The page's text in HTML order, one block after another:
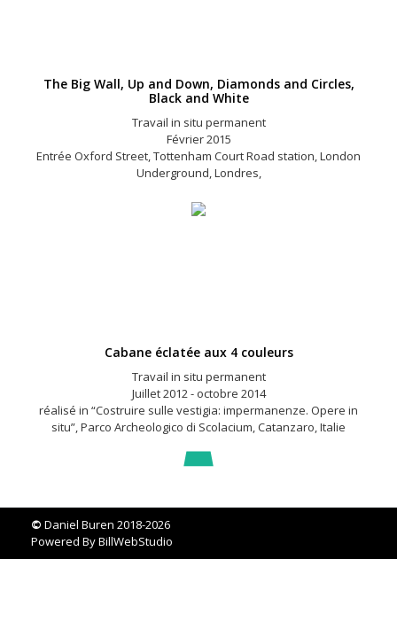
The Big Wall, Up and Down, Diamonds and Circles,
Black and White
Travail in situ permanent
Février 2015
Entrée Oxford Street, Tottenham Court Road station, London
Underground, Londres,
Cabane éclatée aux 4 couleurs
Travail in situ permanent
Juillet 2012 - octobre 2014
réalisé in “Costruire sulle vestigia: impermanenze. Opere in
situ”, Parco Archeologico di Scolacium, Catanzaro, Italie
© Daniel Buren 2018-2026
Powered ByBillWebStudio